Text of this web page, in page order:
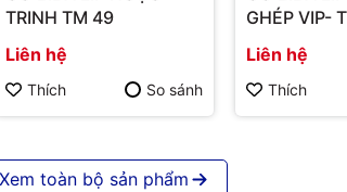
TRINH TM 49
Liên hệ
Thích So sánh
GHÉP VIP-
Liên hệ
Thích
Xem toàn bộ sản phẩm